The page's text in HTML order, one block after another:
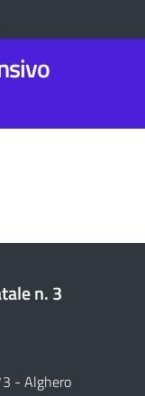
n. 3
- Alghero